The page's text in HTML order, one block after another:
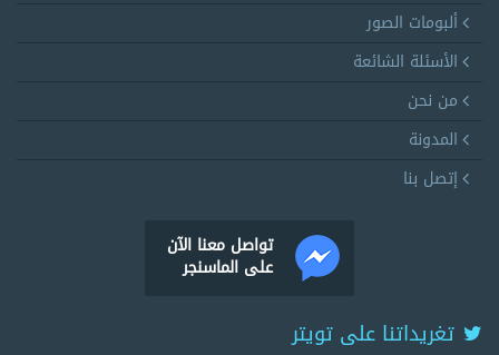
ألبومات الصور
الأسئلة الشائعة
من نحن
المدونة
إتصل بنا
تواصل معنا الآن
على الماسنجر
تغريداتنا على تويتر